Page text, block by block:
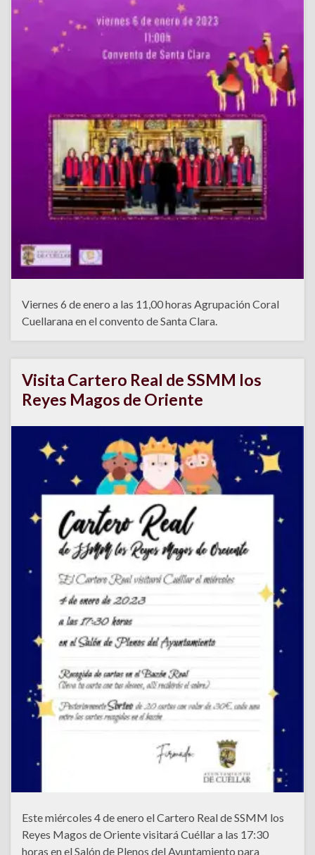
Viernes 6 de enero a las 11,00 horas Agrupación Coral
Cuellarana en el convento de Santa Clara.
Visita Cartero Real de SSMM los
Reyes Magos de Oriente
Este miércoles 4 de enero el Cartero Real de SSMM los
Reyes Magos de Oriente visitará Cuéllar a las 17:30
horas en el Salón de Plenos del Ayuntamiento para